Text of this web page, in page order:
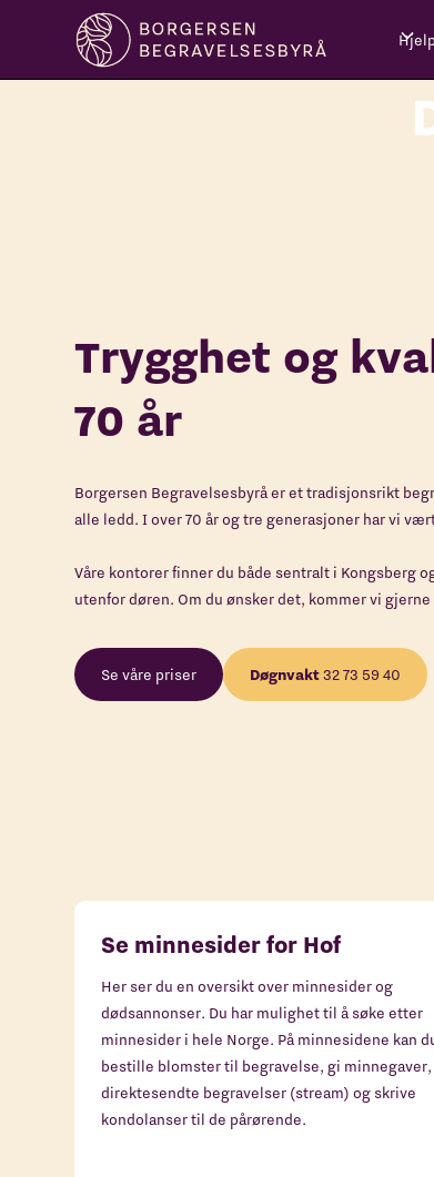
Trygghet og
70 år
Borgersen Begravelsesbyrå er et tradisjonsrikt
alle ledd. I over 70 år og tre generasjoner har vi
Våre kontorer finner du både sentralt i Kongsberg
utenfor døren. Om du ønsker det, kommer vi
Se våre priser Døgnvakt32 73 59 40
Se minnesider for Hof
Her ser du en oversikt over minnesider og
dødsannonser. Du har mulighet til å søke etter
minnesider i hele Norge. På minnesidene kan
bestille blomster til begravelse, gi minnegaver,
direktesendte begravelser (stream) og skrive
kondolanser til de pårørende.